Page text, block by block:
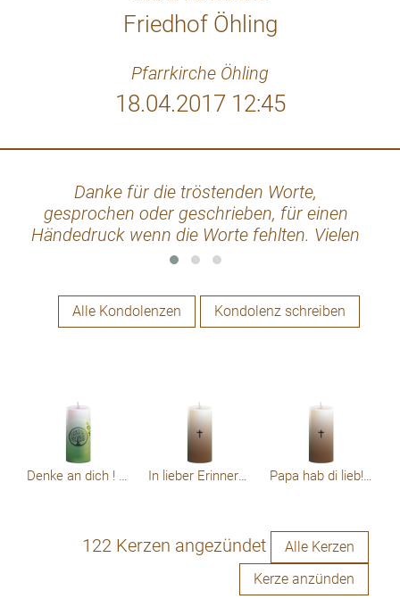
Friedhof Öhling
Pfarrkirche Öhling
18.04.2017 12:45
Danke für die tröstenden Worte,
gesprochen oder geschrieben, für einen
Händedruck wenn die Worte fehlten. Vielen
Dank für die erwiesene Anteilnahme. Fam.
Alle Kondolenzen Kondolenz schreiben
Denke an dich ! HDL. Gitti In lieber Erinnerung! Gitti 🥰 Papa hab di lieb!😘
122 Kerzen angezündet
Alle Kerzen
Kerze anzünden